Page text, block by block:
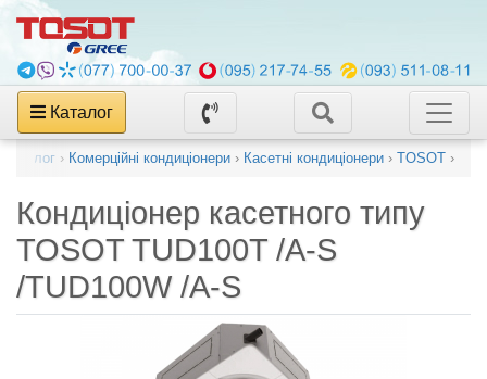
Каталог
Каталог › Комерційні кондиціонери › Касетні кондиціонери › TOSOT ›
Кондиціонер касетного типу
TOSOT TUD100T /A-S
/TUD100W /A-S